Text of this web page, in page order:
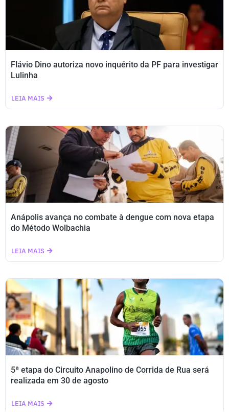
Flávio Dino autoriza novo inquérito da PF para investigar
Lulinha
LEIA MAIS
Anápolis avança no combate à dengue com nova etapa
do Método Wolbachia
LEIA MAIS
5ª etapa do Circuito Anapolino de Corrida de Rua será
realizada em 30 de agosto
LEIA MAIS